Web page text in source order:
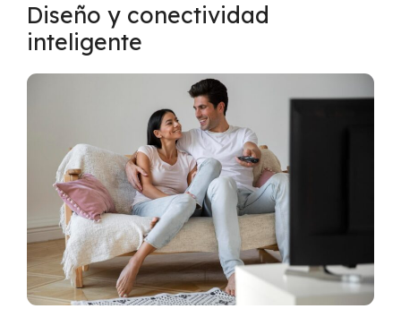
Diseño y conectividad
inteligente